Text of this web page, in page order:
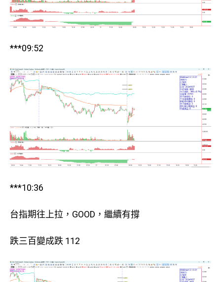
***09:52
***10:36
台指期往上拉，GOOD，繼續有撐
跌三百變成跌 112